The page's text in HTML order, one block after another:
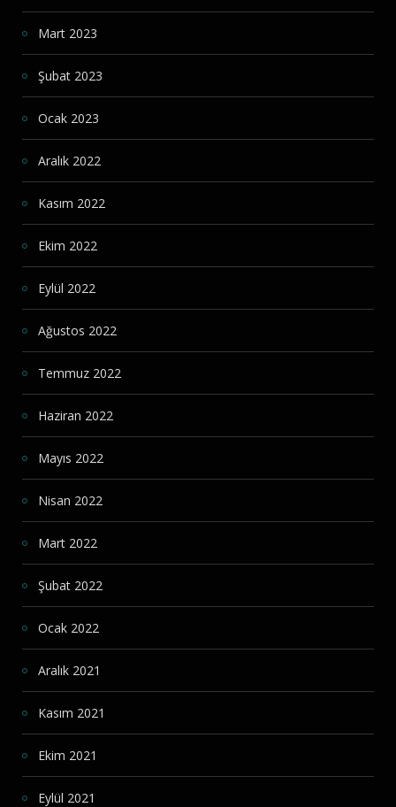
Mart 2023
Şubat 2023
Ocak 2023
Aralık 2022
Kasım 2022
Ekim 2022
Eylül 2022
Ağustos 2022
Temmuz 2022
Haziran 2022
Mayıs 2022
Nisan 2022
Mart 2022
Şubat 2022
Ocak 2022
Aralık 2021
Kasım 2021
Ekim 2021
Eylül 2021